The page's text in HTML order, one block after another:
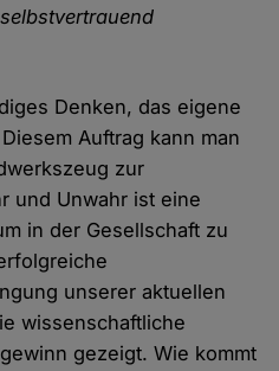
Denken, das eigene
Auftrag kann man
zur
und Unwahr ist eine
in der Gesellschaft zu
unserer aktuellen
wissenschaftliche
gezeigt. Wie kommt